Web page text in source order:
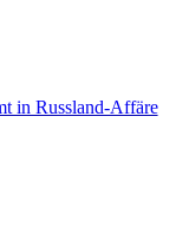
in Russland-Affäre